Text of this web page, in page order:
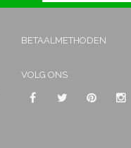
BETAALMETHODEN
VOLG ONS